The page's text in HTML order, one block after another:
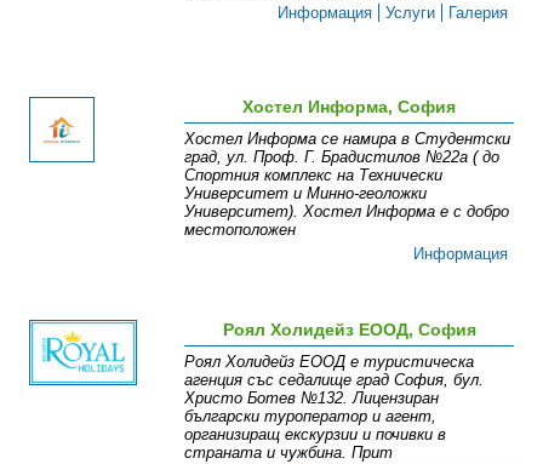
Информация
Услуги Галерия
Хостел Информа, София
Хостел Информа се намира в Студентски
град, ул. Проф. Г. Брадистилов №22а ( до
Спортния комплекс на Технически
Университет и Минно-геоложки
Университет). Хостел Информа е с добро
местоположен
Информация
Роял Холидейз ЕООД, София
Роял Холидейз ЕООД е туристическа
агенция със седалище град София, бул.
Христо Ботев №132. Лицензиран
български туроператор и агент,
организиращ екскурзии и почивки в
страната и чужбина. Прит